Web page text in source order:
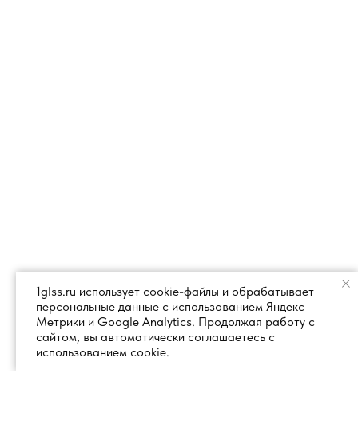
1glss.ru использует cookie-файлы и обрабатывает
персональные данные с использованием Яндекс
Метрики и Google Analytics. Продолжая работу с
сайтом, вы автоматически соглашаетесь с
использованием cookie.